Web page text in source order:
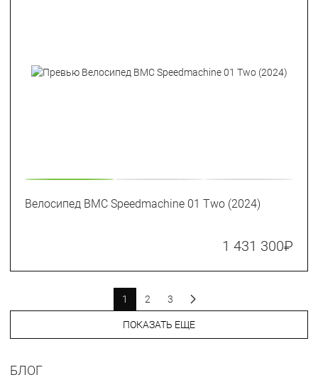
Велосипед BMC Speedmachine 01 Two (2024)
1 431 300₽
ПОКАЗАТЬ ЕЩЕ
1 2 3
БЛОГ